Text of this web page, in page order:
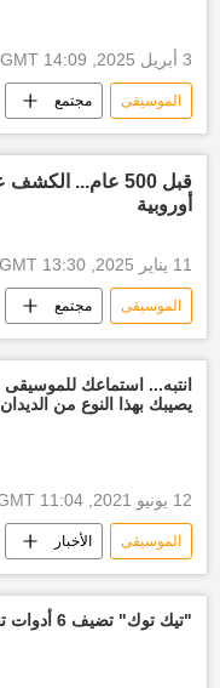
3 أبريل 2025, 14:09 GMT
الموسيقى مجتمع
قلق القلق
علاج الاكتئاب
مرضى الاكتئاب
قبل 500 عام...
أوروبية
11 يناير 2025, 13:30 GMT
الموسيقى مجتمع
موسيقى أخبار
أخبار فن
انتبه... استماعك للموسيقى
يصيبك بهذا النوع من الديدان
12 يونيو 2021, 11:04 GMT
الموسيقى الأخبار
"تيك توك" تضيف 6 أدوات تفاعلية جديدة